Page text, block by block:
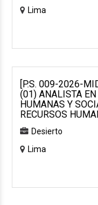
Lima
[P.S. 009-2026-
(01) ANALISTA EN
HUMANAS Y
RECURSOS
Desierto
Lima